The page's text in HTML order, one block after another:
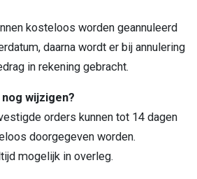
kosteloos worden geannuleerd
daarna wordt er bij annulering
in rekening gebracht.
wijzigen?
orders kunnen tot 14 dagen
doorgegeven worden.
mogelijk in overleg.